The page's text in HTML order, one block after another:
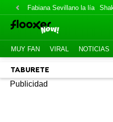
Fabiana Sevillano la lía
MUY FAN VIRAL NOTICIAS
TABURETE